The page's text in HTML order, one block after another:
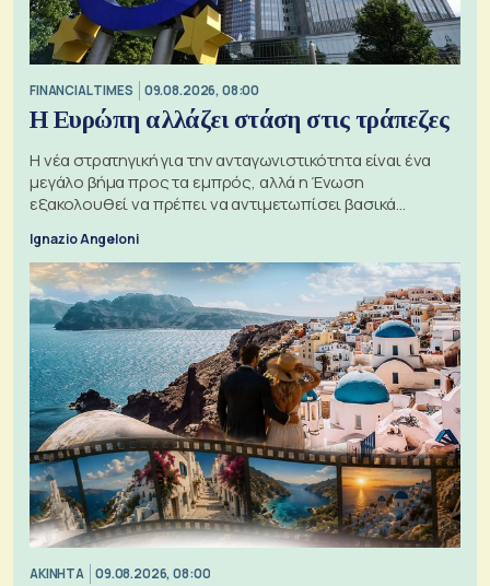
FINANCIAL TIMES 09.08.2026, 08:00
Η Ευρώπη αλλάζει στάση στις τράπεζες
Η νέα στρατηγική για την ανταγωνιστικότητα είναι ένα
μεγάλο βήμα προς τα εμπρός, αλλά η Ένωση
εξακολουθεί να πρέπει να αντιμετωπίσει βασικά
Ignazio Angeloni
ΑΚΙΝΗΤΑ 09.08.2026, 08:00